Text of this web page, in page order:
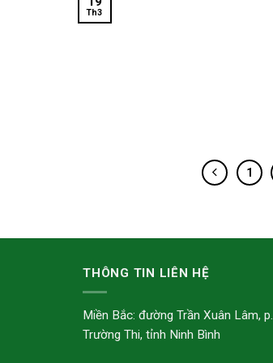
Th3
1
THÔNG TIN LIÊN HỆ
Miền Bắc: đường Trần Xuân Lâm, p.
Trường Thi, tỉnh Ninh Bình